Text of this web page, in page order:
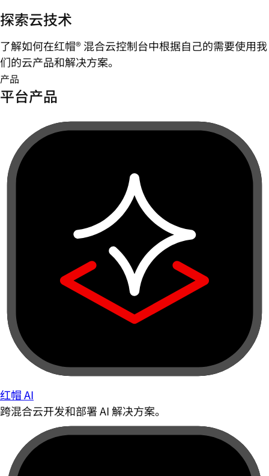
探索云技术
了解如何在红帽® 混合云控制台中根据自己的需要使用我
们的云产品和解决方案。
产品
平台产品
红帽 AI
跨混合云开发和部署 AI 解决方案。